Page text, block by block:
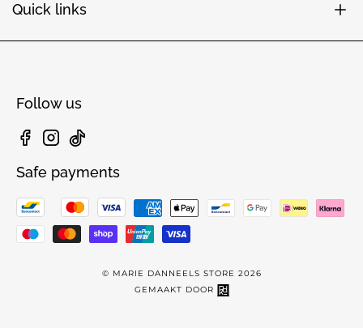
Quick links
Follow us
Facebook
Instagram
TikTok
Safe payments
© MARIE DANNEELS STORE 2026
GEMAAKT DOOR